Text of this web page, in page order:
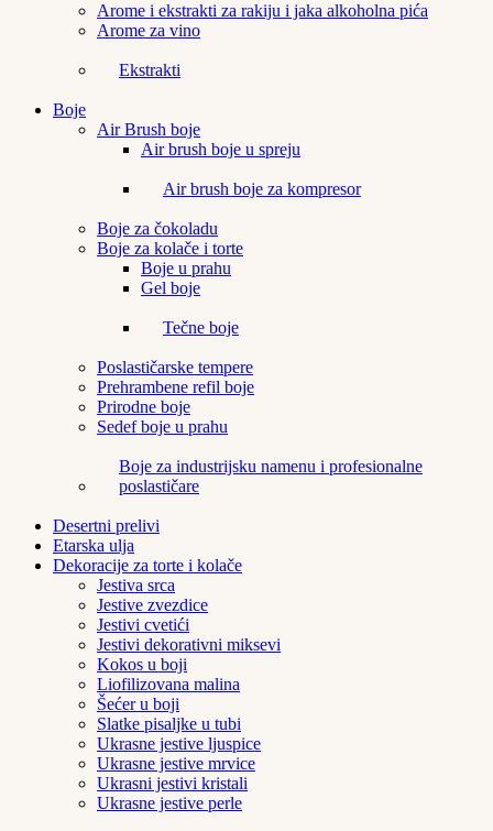
Arome i ekstrakti za rakiju i jaka alkoholna pića
Arome za vino
Ekstrakti
Boje
Air Brush boje
Air brush boje u spreju
Air brush boje za kompresor
Boje za čokoladu
Boje za kolače i torte
Boje u prahu
Gel boje
Tečne boje
Poslastičarske tempere
Prehrambene refil boje
Prirodne boje
Sedef boje u prahu
Boje za industrijsku namenu i profesionalne
poslastičare
Desertni prelivi
Etarska ulja
Dekoracije za torte i kolače
Jestiva srca
Jestive zvezdice
Jestivi cvetići
Jestivi dekorativni miksevi
Kokos u boji
Liofilizovana malina
Šećer u boji
Slatke pisaljke u tubi
Ukrasne jestive ljuspice
Ukrasne jestive mrvice
Ukrasni jestivi kristali
Ukrasne jestive perle